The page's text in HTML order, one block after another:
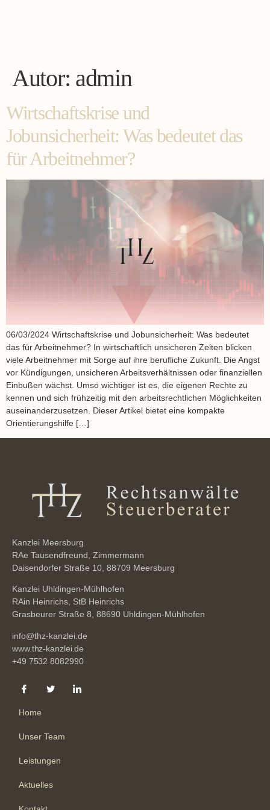
Autor: admin
Wirtschaftskrise und
Jobunsicherheit: Was bedeutet das
für Arbeitnehmer?
06/03/2024 Wirtschaftskrise und Jobunsicherheit: Was bedeutet
das für Arbeitnehmer? In wirtschaftlich unsicheren Zeiten blicken
viele Arbeitnehmer mit Sorge auf ihre berufliche Zukunft. Die Angst
vor Kündigungen, unsicheren Arbeitsverhältnissen oder finanziellen
Einbußen wächst. Umso wichtiger ist es, die eigenen Rechte zu
kennen und sich frühzeitig mit den arbeitsrechtlichen Möglichkeiten
auseinanderzusetzen. Dieser Artikel bietet eine kompakte
Orientierungshilfe […]
Kanzlei Meersburg
RAe Tausendfreund, Zimmermann
Daisendorfer Straße 10, 88709 Meersburg
Kanzlei Uhldingen-Mühlhofen
RAin Heinrichs, StB Heinrichs
Grasbeurer Straße 8, 88690 Uhldingen-Mühlhofen
info@thz-kanzlei.de
www.thz-kanzlei.de
+49 7532 8082990
Home
Unser Team
Leistungen
Aktuelles